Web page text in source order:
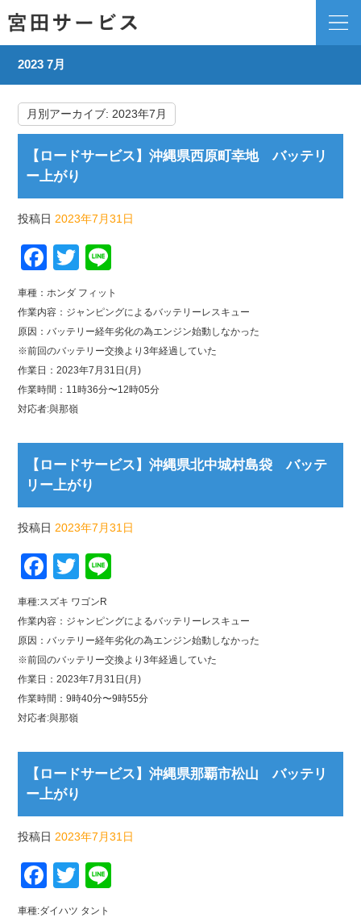
2023 7月
月別アーカイブ: 2023年7月
【ロードサービス】沖縄県西原町幸地 バッテリ
ー上がり
投稿日 2023年7月31日
Facebook
Twitter
車種：ホンダ フィット
作業内容：ジャンピングによるバッテリーレスキュー
原因：バッテリー経年劣化の為エンジン始動しなかった
※前回のバッテリー交換より3年経過していた
作業日：2023年7月31日(月)
作業時間：11時36分〜12時05分
対応者:與那嶺
【ロードサービス】沖縄県北中城村島袋 バッテ
リー上がり
投稿日 2023年7月31日
Facebook
Twitter
車種:スズキ ワゴンR
作業内容：ジャンピングによるバッテリーレスキュー
原因：バッテリー経年劣化の為エンジン始動しなかった
※前回のバッテリー交換より3年経過していた
作業日：2023年7月31日(月)
作業時間：9時40分〜9時55分
対応者:與那嶺
【ロードサービス】沖縄県那覇市松山 バッテリ
ー上がり
投稿日 2023年7月31日
Facebook
Twitter
車種:ダイハツ タント